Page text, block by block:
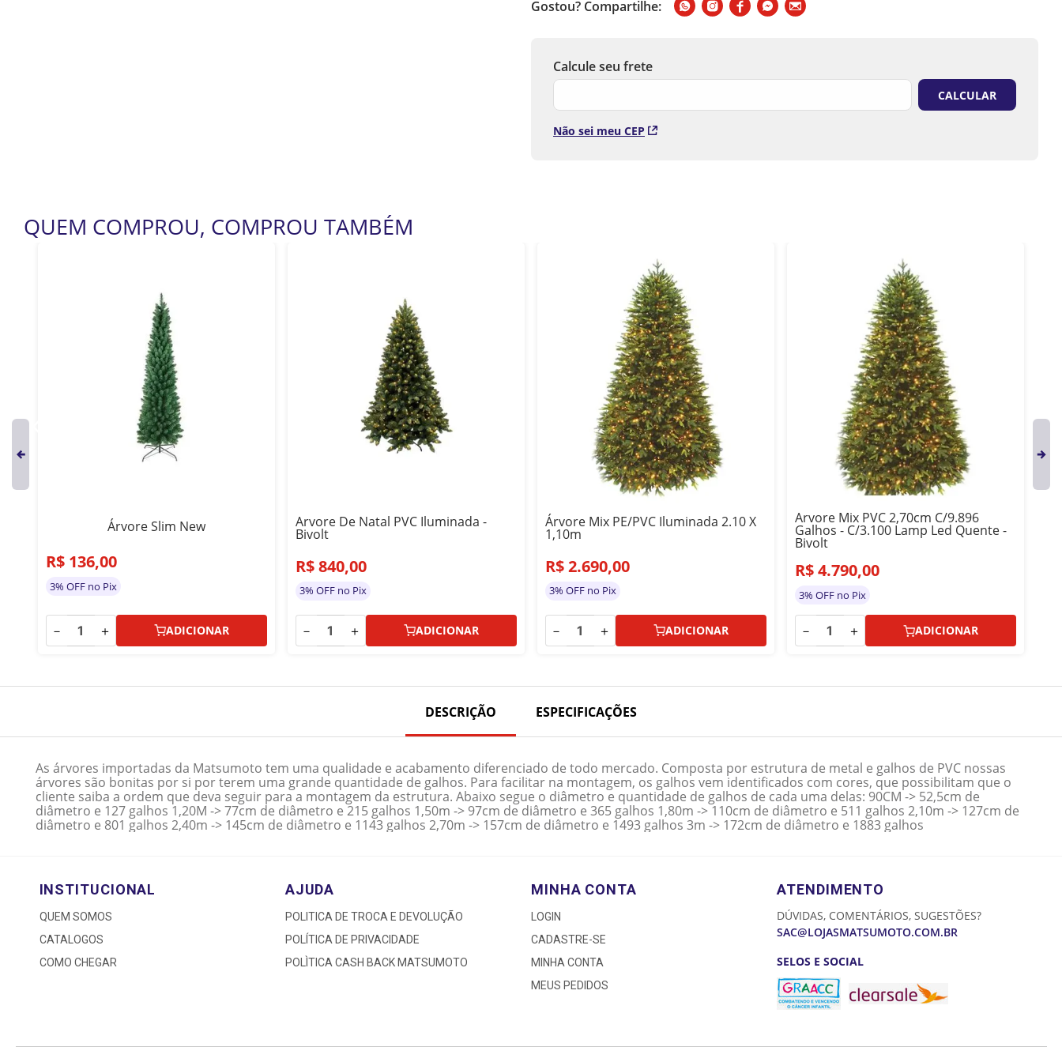
Gostou? Compartilhe:
Não sei meu CEP
QUEM COMPROU, COMPROU TAMBÉM
Árvore Slim New
R$ 136,00
3% OFF no Pix
－ ＋ ADICIONAR
Arvore De Natal PVC Iluminada -
Bivolt
R$840,00
3% OFF no Pix
－ ＋ ADICIONAR
Árvore Mix PE/PVC Iluminada 2.10 X
1,10m
R$2.690,00
3% OFF no Pix
－ ＋ ADICIONAR
Arvore Mix PVC 2,70cm C/9.896
Galhos - C/3.100 Lamp Led Quente -
Bivolt
R$4.790,00
3% OFF no Pix
－ ＋ ADICIONAR
DESCRIÇÃO ESPECIFICAÇÕES
As árvores importadas da Matsumoto tem uma qualidade e acabamento diferenciado de todo mercado. Composta por estrutura de metal e galhos de PVC nossas
árvores são bonitas por si por terem uma grande quantidade de galhos. Para facilitar na montagem, os galhos vem identificados com cores, que possibilitam que o
cliente saiba a ordem que deva seguir para a montagem da estrutura. Abaixo segue o diâmetro e quantidade de galhos de cada uma delas: 90CM -> 52,5cm de
diâmetro e 127 galhos 1,20M -> 77cm de diâmetro e 215 galhos 1,50m -> 97cm de diâmetro e 365 galhos 1,80m -> 110cm de diâmetro e 511 galhos 2,10m -> 127cm de
diâmetro e 801 galhos 2,40m -> 145cm de diâmetro e 1143 galhos 2,70m -> 157cm de diâmetro e 1493 galhos 3m -> 172cm de diâmetro e 1883 galhos
INSTITUCIONAL
QUEM SOMOS
CATALOGOS
COMO CHEGAR
AJUDA
POLITICA DE TROCA E DEVOLUÇÃO
POLÍTICA DE PRIVACIDADE
POLÌTICA CASH BACK MATSUMOTO
MINHA CONTA
LOGIN
CADASTRE-SE
MINHA CONTA
MEUS PEDIDOS
ATENDIMENTO
DÚVIDAS, COMENTÁRIOS, SUGESTÕES?
SAC@LOJASMATSUMOTO.COM.BR
SELOS E SOCIAL